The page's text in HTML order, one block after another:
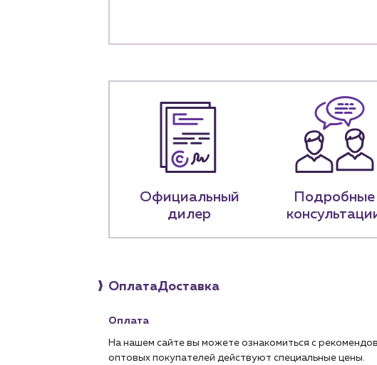
Официальный
дилер
Подробные
ОплатаДоставка
Оплата
На нашем сайте вы можете ознакомиться с
оптовых покупателей действуют специальные цены.